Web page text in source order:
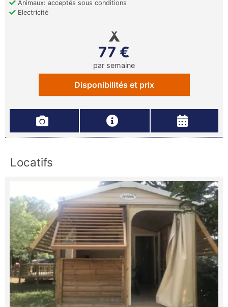
Animaux: acceptés sous conditions
Electricité
77 €
par semaine
Disponibilités et prix
Locatifs